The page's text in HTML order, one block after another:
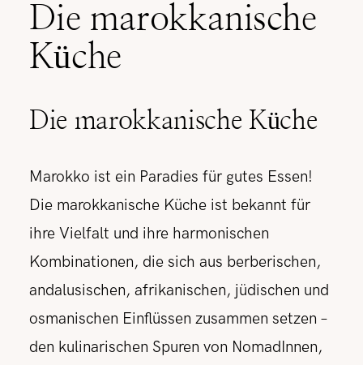
Die marokkanische
Küche
Die marokkanische Küche
Marokko ist ein Paradies für gutes Essen!
Die marokkanische Küche ist bekannt für
ihre Vielfalt und ihre harmonischen
Kombinationen, die sich aus berberischen,
andalusischen, afrikanischen, jüdischen und
osmanischen Einflüssen zusammen setzen –
den kulinarischen Spuren von NomadInnen,